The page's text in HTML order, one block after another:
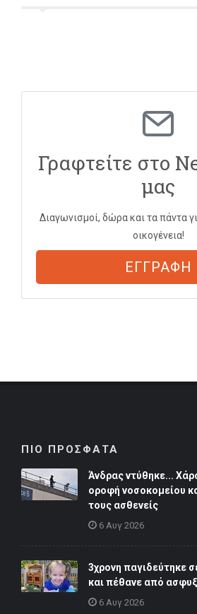
Γραφτείτε στο
μας
Διαγωνισμοί, δώρα και τα πάντα
οικογένεια!
ΕΓΓΡΑΦΗ
ΠΙΟ ΠΡΟΣΦΑΤΑ
Άνδρας ντύθηκε...
οροφή νοσοκομείου
τους ασθενείς
6 Αυγ 2026
3χρονη παγιδεύτηκε
και πέθανε από
6 Αυγ 2026